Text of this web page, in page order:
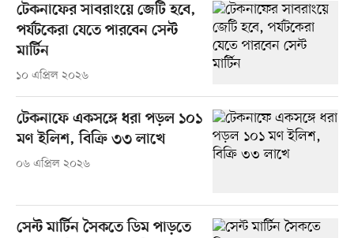
টেকনাফের সাবরাংয়ে জেটি হবে,
পর্যটকেরা যেতে পারবেন সেন্ট
মার্টিন
১০ এপ্রিল ২০২৬
টেকনাফে একসঙ্গে ধরা পড়ল ১০১
মণ ইলিশ, বিক্রি ৩৩ লাখে
০৬ এপ্রিল ২০২৬
সেন্ট মার্টিন সৈকতে ডিম পাড়তে